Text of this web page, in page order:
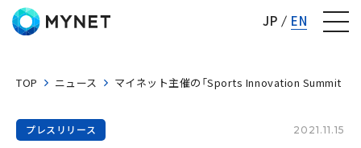
JP EN
TOP ニュース マイネット主催の「Sports Innovation Summit
プレスリリース 2021.11.15